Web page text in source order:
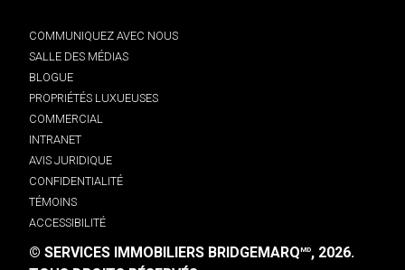
COMMUNIQUEZ AVEC NOUS
SALLE DES MÉDIAS
BLOGUE
PROPRIÉTÉS LUXUEUSES
COMMERCIAL
INTRANET
AVIS JURIDIQUE
CONFIDENTIALITÉ
TÉMOINS
ACCESSIBILITÉ
© SERVICES IMMOBILIERS BRIDGEMARQMD, 2026.